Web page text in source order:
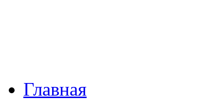
Главная